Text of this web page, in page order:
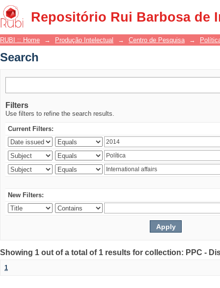
Repositório Rui Barbosa de
Search
RUBI :: Home → Produção Intelectual → Centro de Pesquisa →
Search
Filters
Use filters to refine the search results.
Current Filters:
New Filters:
Showing 1 out of a total of 1 results for collection: PPC -
1